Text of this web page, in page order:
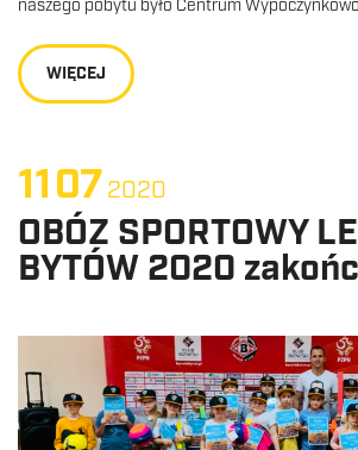
naszego pobytu było Centrum
WIĘCEJ
11072020
OBÓZ SPORTOWY
BYTÓW 2020